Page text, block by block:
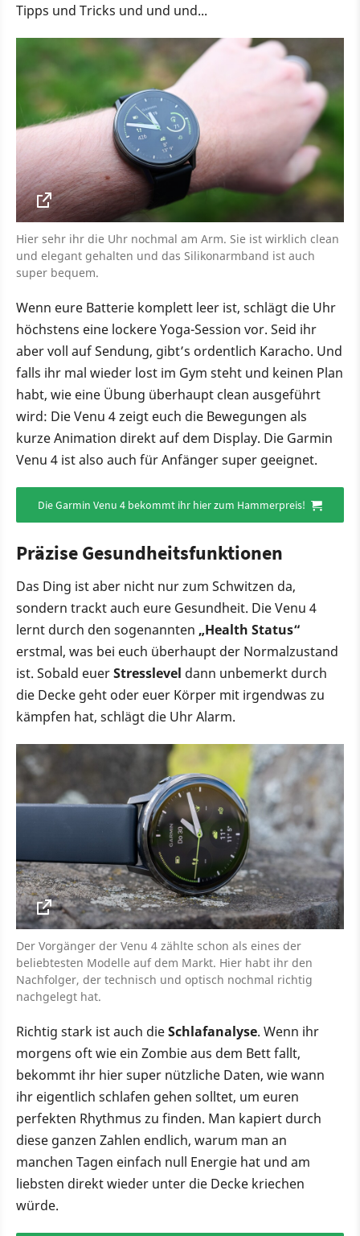
Tipps und Tricks und und und...
Hier sehr ihr die Uhr nochmal am Arm. Sie ist wirklich clean
und elegant gehalten und das Silikonarmband ist auch
super bequem.
Wenn eure Batterie komplett leer ist, schlägt die Uhr
höchstens eine lockere Yoga-Session vor. Seid ihr
aber voll auf Sendung, gibt’s ordentlich Karacho. Und
falls ihr mal wieder lost im Gym steht und keinen Plan
habt, wie eine Übung überhaupt clean ausgeführt
wird: Die Venu 4 zeigt euch die Bewegungen als
kurze Animation direkt auf dem Display. Die Garmin
Venu 4 ist also auch für Anfänger super geeignet.
Die Garmin Venu 4 bekommt ihr hier zum Hammerpreis!
Präzise Gesundheitsfunktionen
Das Ding ist aber nicht nur zum Schwitzen da,
sondern trackt auch eure Gesundheit. Die Venu 4
lernt durch den sogenannten „Health Status“
erstmal, was bei euch überhaupt der Normalzustand
ist. Sobald euerStresslevel dann unbemerkt durch
die Decke geht oder euer Körper mit irgendwas zu
kämpfen hat, schlägt die Uhr Alarm.
Der Vorgänger der Venu 4 zählte schon als eines der
beliebtesten Modelle auf dem Markt. Hier habt ihr den
Nachfolger, der technisch und optisch nochmal richtig
nachgelegt hat.
Richtig stark ist auch dieSchlafanalyse. Wenn ihr
morgens oft wie ein Zombie aus dem Bett fallt,
bekommt ihr hier super nützliche Daten, wie wann
ihr eigentlich schlafen gehen solltet, um euren
perfekten Rhythmus zu finden. Man kapiert durch
diese ganzen Zahlen endlich, warum man an
manchen Tagen einfach null Energie hat und am
liebsten direkt wieder unter die Decke kriechen
würde.